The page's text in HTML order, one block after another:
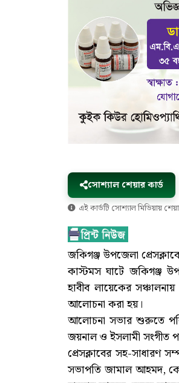
সোশ্যাল শেয়ার কার্ড
এই কার্ডটি সোশ্যাল মিডিয়ায়
জকিগঞ্জ উপজেলা
কাস্টমস ঘাটে জকিগঞ্জ
হাবীব লায়েকের
আলোচনা করা হয়।
আলোচনা সভার শুরুতে
জয়নাল ও ইসলামী সংগীত
প্রেসক্লাবের সহ-সাধারণ
সভাপতি জামাল আহমদ,